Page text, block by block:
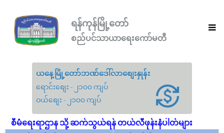
ရန်ကုန်မြို့တော်
စည်ပင်သာယာရေးကော်မတီ
ယနေ့မြို့တော်ဘဏ်ဒေါ်လာစျေးနှုန်း
ရောင်းစျေး - ၂၁၀၀ ကျပ်
ဝယ်စျေး - ၂၁၀၀ ကျပ်
စီမံရေးရာဌာန သို့ ဆက်သွယ်ရန် တယ်လီဖုန်းနံပါတ်များ